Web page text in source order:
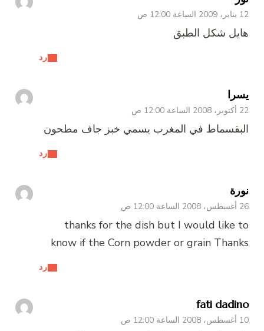
12 يناير، 2009 الساعة 12:00 ص
رد
هايل شكل الطبق
يسرا
22 أكتوبر، 2008 الساعة 12:00 ص
رد
البقسماط في المغرب يسمي خبز جاف مطحون
نورة
26 أغسطس، 2008 الساعة 12:00 ص
رد
thanks for the dish but I would like to
know if the Corn powder or grain Thanks
fati dadino
10 أغسطس، 2008 الساعة 12:00 ص